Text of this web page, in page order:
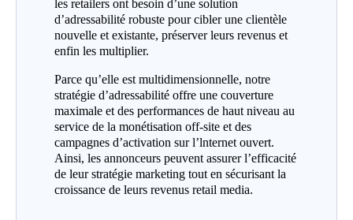
les retailers ont besoin d’une solution
d’adressabilité robuste pour cibler une clientèle
nouvelle et existante, préserver leurs revenus et
enfin les multiplier.
Parce qu’elle est multidimensionnelle, notre
stratégie d’adressabilité offre une couverture
maximale et des performances de haut niveau au
service de la monétisation off-site et des
campagnes d’activation sur l’lnternet ouvert.
Ainsi, les annonceurs peuvent assurer l’efficacité
de leur stratégie marketing tout en sécurisant la
croissance de leurs revenus retail media.